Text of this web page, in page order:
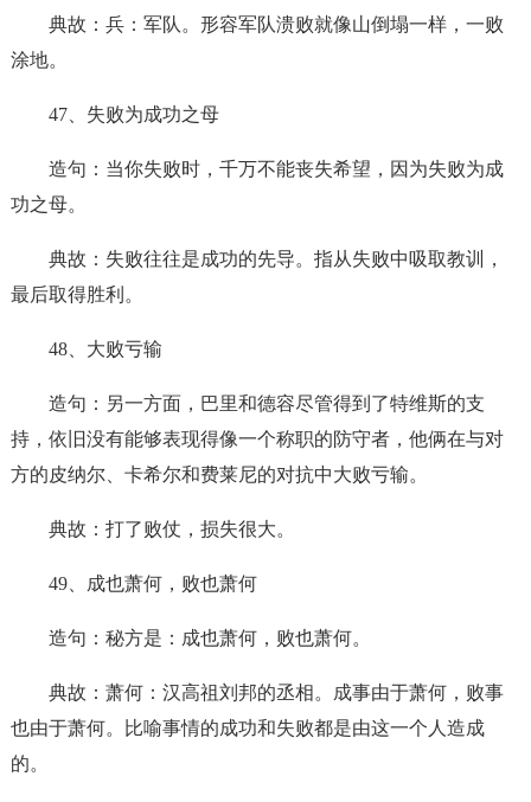
典故：兵：军队。形容军队溃败就像山倒塌一样，一败
涂地。
47、失败为成功之母
造句：当你失败时，千万不能丧失希望，因为失败为成
功之母。
典故：失败往往是成功的先导。指从失败中吸取教训，
最后取得胜利。
48、大败亏输
造句：另一方面，巴里和德容尽管得到了特维斯的支
持，依旧没有能够表现得像一个称职的防守者，他俩在与对
方的皮纳尔、卡希尔和费莱尼的对抗中大败亏输。
典故：打了败仗，损失很大。
49、成也萧何，败也萧何
造句：秘方是：成也萧何，败也萧何。
典故：萧何：汉高祖刘邦的丞相。成事由于萧何，败事
也由于萧何。比喻事情的成功和失败都是由这一个人造成
的。